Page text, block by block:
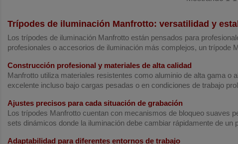
Trípodes de iluminación Manfrotto: versatilidad y
Los trípodes de iluminación Manfrotto están pensados para
profesionales o accesorios de iluminación más complejos, un trípode
Construcción profesional y materiales de alta calidad
Manfrotto utiliza materiales resistentes como aluminio de alta gama
excelente incluso bajo cargas pesadas o en condiciones de trabajo
Ajustes precisos para cada situación de grabación
Los trípodes Manfrotto cuentan con mecanismos de bloqueo suaves
sets dinámicos donde la iluminación debe cambiar rápidamente de un
Adaptabilidad para diferentes entornos de trabajo